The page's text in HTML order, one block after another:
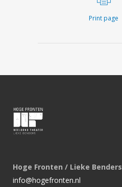
Print page
Hoge Fronten / Lieke Benders
info@hogefronten.nl